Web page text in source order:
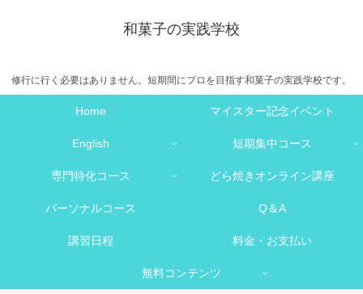
和菓子の実践学校
修行に行く必要はありません。短期間にプロを目指す和菓子の実践学校です。
Home マイスター記念イベント
English 短期集中コース
専門特化コース どら焼きオンライン講座
パーソナルコース Q＆A
講習日程 料金・お支払い
無料コンテンツ